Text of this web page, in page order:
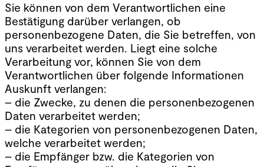
Sie können von dem Verantwortlichen eine
Bestätigung darüber verlangen, ob
personenbezogene Daten, die Sie betreffen, von
uns verarbeitet werden. Liegt eine solche
Verarbeitung vor, können Sie von dem
Verantwortlichen über folgende Informationen
Auskunft verlangen:
– die Zwecke, zu denen die personenbezogenen
Daten verarbeitet werden;
– die Kategorien von personenbezogenen Daten,
welche verarbeitet werden;
– die Empfänger bzw. die Kategorien von